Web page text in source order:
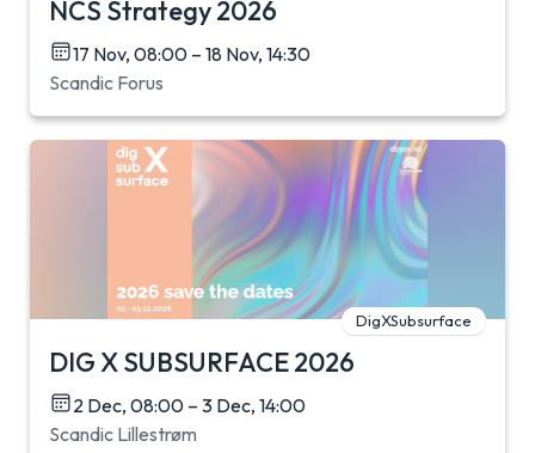
NCS Strategy 2026
17 Nov, 08:00 – 18 Nov, 14:30
Scandic Forus
DigXSubsurface
DIG X SUBSURFACE 2026
2 Dec, 08:00 – 3 Dec, 14:00
Scandic Lillestrøm